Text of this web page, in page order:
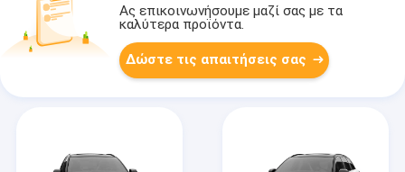
Ας επικοινωνήσουμε μαζί σας με τα
καλύτερα προϊόντα.
Δώστε τις απαιτήσεις σας